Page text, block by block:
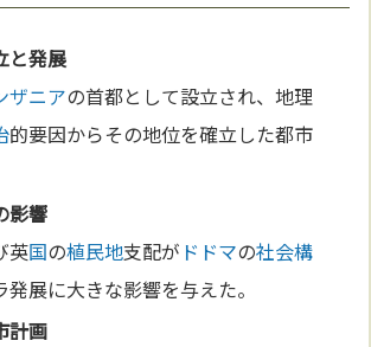
と発展
ザニアの首都として設立され、地理
的要因からその地位を確立した都市
影響
英国の植民地支配が ドドマの社会構
発展に大きな影響を与えた。
計画